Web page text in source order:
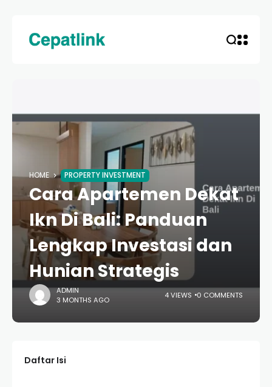
HOME PROPERTY INVESTMENT
Cara Apartemen Dekat
Ikn Di Bali: Panduan
Lengkap Investasi dan
Hunian Strategis
ADMIN
3 MONTHS AGO
4 VIEWS 0 COMMENTS
Daftar Isi